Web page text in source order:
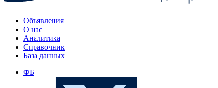
Объявления
О нас
Аналитика
Справочник
База данных
ФБ